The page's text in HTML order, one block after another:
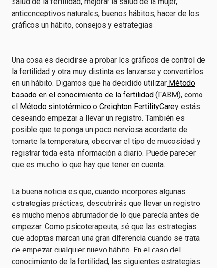
Una cosa es decidirse a probar los gráficos de control de
la fertilidad y otra muy distinta es lanzarse y convertirlos
en un hábito. Digamos que ha decidido utilizar Método
basado en el conocimiento de la fertilidad (FABM), como
el Método sintotérmico o Creighton FertilityCarey estás
deseando empezar a llevar un registro. También es
posible que te ponga un poco nerviosa acordarte de
tomarte la temperatura, observar el tipo de mucosidad y
registrar toda esta información a diario. Puede parecer
que es mucho lo que hay que tener en cuenta.
La buena noticia es que, cuando incorpores algunas
estrategias prácticas, descubrirás que llevar un registro
es mucho menos abrumador de lo que parecía antes de
empezar. Como psicoterapeuta, sé que las estrategias
que adoptas marcan una gran diferencia cuando se trata
de empezar cualquier nuevo hábito. En el caso del
conocimiento de la fertilidad, las siguientes estrategias